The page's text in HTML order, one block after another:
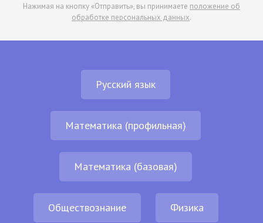
Нажимая на кнопку «Отправить», вы принимаете положение об
обработке персональных данных.
Русский язык
Математика (профильная)
Математика (базовая)
Обществознание Физика